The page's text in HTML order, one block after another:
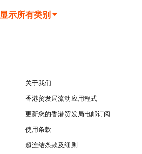
显示所有类别
关于我们
香港贸发局流动应用程式
更新您的香港贸发局电邮订阅
使用条款
超连结条款及细则